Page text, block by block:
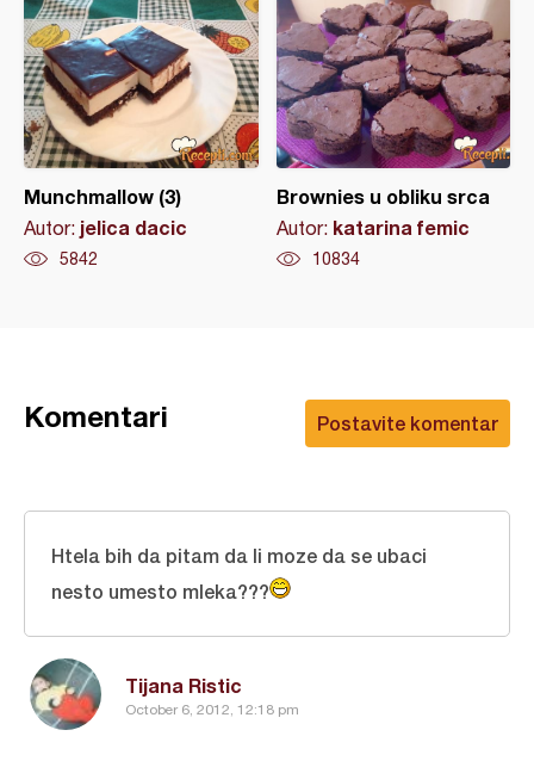
Munchmallow (3)
Autor: jelica dacic
5842
Brownies u obliku srca
Autor: katarina femic
10834
Postavite komentar
Komentari
Tijana Ristic
October 6, 2012, 12:18 pm
Htela bih da pitam da li moze da se ubaci
nesto umesto mleka???